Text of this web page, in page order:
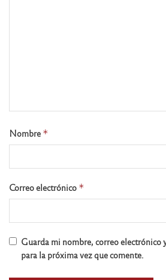
Nombre *
Correo electrónico *
Guarda mi nombre, correo electrónico
para la próxima vez que comente.